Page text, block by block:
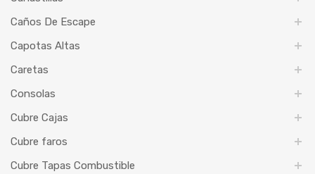
Caños De Escape
Capotas Altas
Caretas
Consolas
Cubre Cajas
Cubre faros
Cubre Tapas Combustible